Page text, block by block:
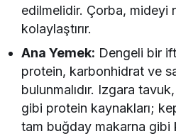
edilmelidir. Çorba, mideyi
kolaylaştırır.
Ana Yemek: Dengeli bir
protein, karbonhidrat ve
bulunmalıdır. Izgara
gibi protein kaynakları;
tam buğday makarna gibi